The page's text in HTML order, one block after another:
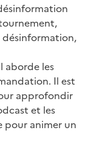
aborde les
Il est
approfondir
et les
pour animer un